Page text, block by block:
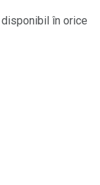
în orice